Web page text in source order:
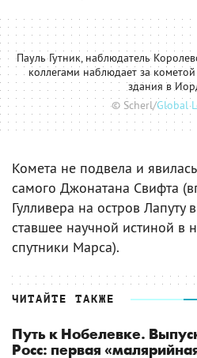
Пауль Гутник, наблюдатель
коллегами наблюдает за
здания в
© Scherl/Global
Комета не подвела и
самого Джонатана Свифта
Гулливера на остров Лапуту
ставшее научной истиной в
спутники Марса).
ЧИТАЙТЕ ТАКЖЕ
Путь к Нобелевке.
Росс: первая